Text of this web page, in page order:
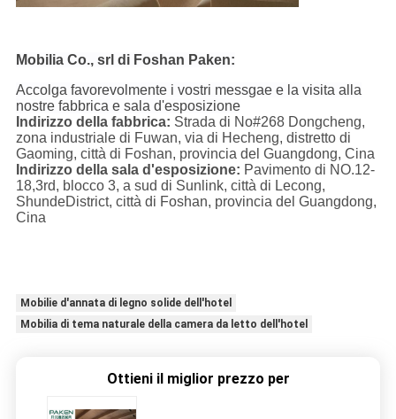
Mobilia Co., srl di Foshan Paken:
Accolga favorevolmente i vostri messgae e la visita alla
nostre fabbrica e sala d'esposizione
Indirizzo della fabbrica: Strada di No#268 Dongcheng,
zona industriale di Fuwan, via di Hecheng, distretto di
Gaoming, città di Foshan, provincia del Guangdong, Cina
Indirizzo della sala d'esposizione: Pavimento di NO.12-
18,3rd, blocco 3, a sud di Sunlink, città di Lecong,
ShundeDistrict, città di Foshan, provincia del Guangdong,
Cina
Mobilie d'annata di legno solide dell'hotel
Mobilia di tema naturale della camera da letto dell'hotel
Ottieni il miglior prezzo per